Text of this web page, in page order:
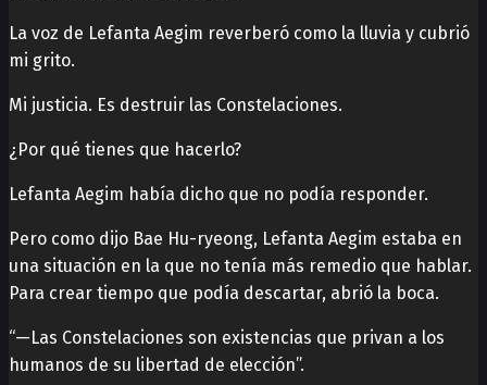
La voz de Lefanta Aegim reverberó como la lluvia y cubrió
mi grito.
Mi justicia. Es destruir las Constelaciones.
¿Por qué tienes que hacerlo?
Lefanta Aegim había dicho que no podía responder.
Pero como dijo Bae Hu-ryeong, Lefanta Aegim estaba en
una situación en la que no tenía más remedio que hablar.
Para crear tiempo que podía descartar, abrió la boca.
“—Las Constelaciones son existencias que privan a los
humanos de su libertad de elección”.